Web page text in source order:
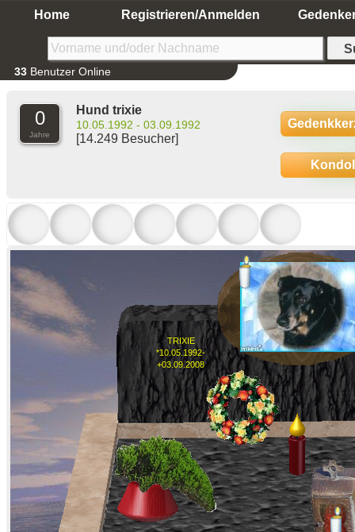
Home Registrieren/Anmelden
33 Benutzer Online
0
Jahre
Hund trixie
10.05.1992 - 03.09.1992
[14.249 Besucher]
TRIXIE
*10.05.1992-
+03.09.2008